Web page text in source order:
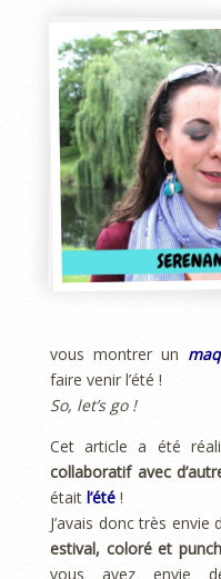
vous montrer un
faire venir l’été !
So, let’s go !
Cet article a été
collaboratif avec
était l’été !
J’avais donc très
estival, coloré et
vous avez envie